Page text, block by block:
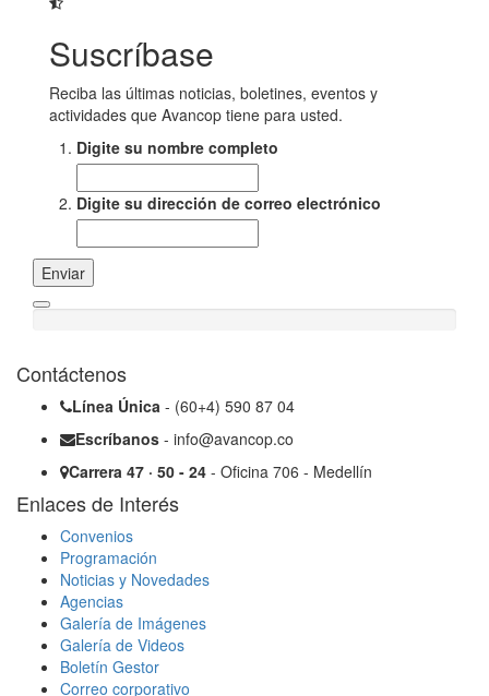
Suscríbase
Reciba las últimas noticias, boletines, eventos y
actividades que Avancop tiene para usted.
Digite su nombre completo
Digite su dirección de correo electrónico
Enviar
Contáctenos
Línea Única - (60+4) 590 87 04
Escríbanos - info@avancop.co
Carrera 47 · 50 - 24 - Oficina 706 - Medellín
Enlaces de Interés
Convenios
Programación
Noticias y Novedades
Agencias
Galería de Imágenes
Galería de Videos
Boletín Gestor
Correo corporativo